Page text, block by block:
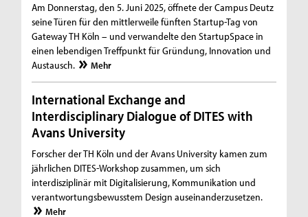
Am Donnerstag, den 5. Juni 2025, öffnete der Campus Deutz
seine Türen für den mittlerweile fünften Startup-Tag von
Gateway TH Köln – und verwandelte den StartupSpace in
einen lebendigen Treffpunkt für Gründung, Innovation und
Austausch.
Mehr
International Exchange and
Interdisciplinary Dialogue of DITES with
Avans University
Forscher der TH Köln und der Avans University kamen zum
jährlichen DITES-Workshop zusammen, um sich
interdisziplinär mit Digitalisierung, Kommunikation und
verantwortungsbewusstem Design auseinanderzusetzen.
Mehr